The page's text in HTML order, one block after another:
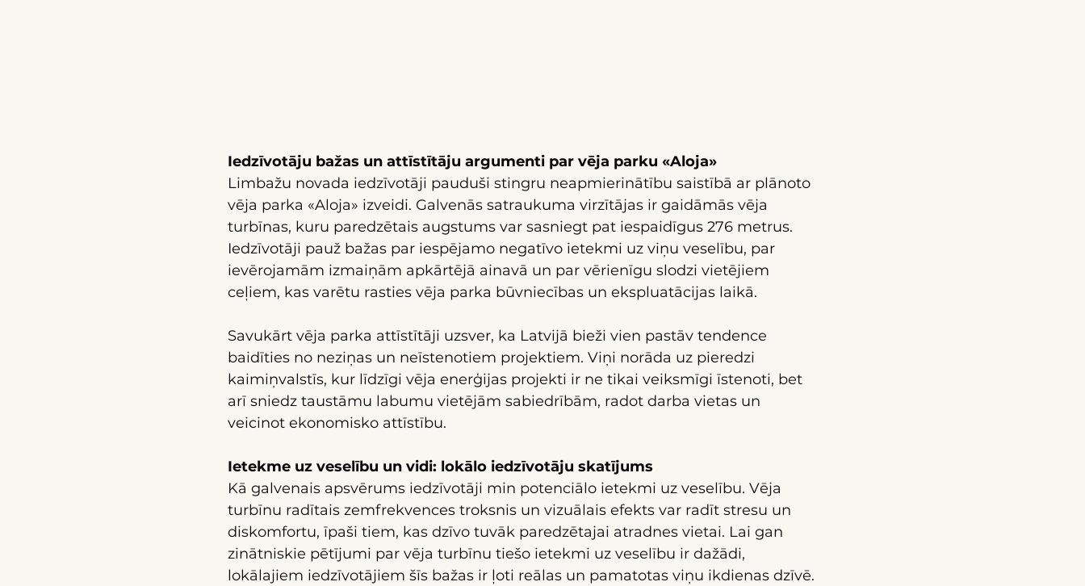
Iedzīvotāju bažas un attīstītāju argumenti par vēja parku «Aloja»
Limbažu novada iedzīvotāji pauduši stingru neapmierinātību saistībā ar plānoto
vēja parka «Aloja» izveidi. Galvenās satraukuma virzītājas ir gaidāmās vēja
turbīnas, kuru paredzētais augstums var sasniegt pat iespaidīgus 276 metrus.
Iedzīvotāji pauž bažas par iespējamo negatīvo ietekmi uz viņu veselību, par
ievērojamām izmaiņām apkārtējā ainavā un par vērienīgu slodzi vietējiem
ceļiem, kas varētu rasties vēja parka būvniecības un ekspluatācijas laikā.
Savukārt vēja parka attīstītāji uzsver, ka Latvijā bieži vien pastāv tendence
baidīties no neziņas un neīstenotiem projektiem. Viņi norāda uz pieredzi
kaimiņvalstīs, kur līdzīgi vēja enerģijas projekti ir ne tikai veiksmīgi īstenoti, bet
arī sniedz taustāmu labumu vietējām sabiedrībām, radot darba vietas un
veicinot ekonomisko attīstību.
Ietekme uz veselību un vidi: lokālo iedzīvotāju skatījums
Kā galvenais apsvērums iedzīvotāji min potenciālo ietekmi uz veselību. Vēja
turbīnu radītais zemfrekvences troksnis un vizuālais efekts var radīt stresu un
diskomfortu, īpaši tiem, kas dzīvo tuvāk paredzētajai atradnes vietai. Lai gan
zinātniskie pētījumi par vēja turbīnu tiešo ietekmi uz veselību ir dažādi,
lokālajiem iedzīvotājiem šīs bažas ir ļoti reālas un pamatotas viņu ikdienas dzīvē.